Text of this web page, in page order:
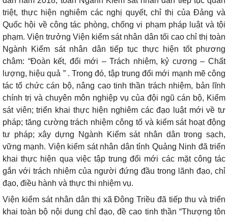
triệt, thực hiện nghiêm các nghị quyết, chỉ thị của Đảng và
Quốc hội về công tác phòng, chống vi phạm pháp luật và tội
phạm. Viện trưởng Viện kiểm sát nhân dân tối cao chỉ thị toàn
Ngành Kiểm sát nhân dân tiếp tục thực hiện tốt phương
châm: “Đoàn kết, đổi mới – Trách nhiệm, kỷ cương – Chất
lượng, hiệu quả ” . Trong đó, tập trung đổi mới mạnh mẽ công
tác tổ chức cán bộ, nâng cao tinh thần trách nhiệm, bản lĩnh
chính trị và chuyên môn nghiệp vụ của đội ngũ cán bộ, Kiểm
sát viên; triển khai thực hiện nghiêm các đạo luật mới về tư
pháp; tăng cường trách nhiệm công tố và kiểm sát hoạt động
tư pháp; xây dựng Ngành Kiểm sát nhân dân trong sạch,
vững mạnh. Viện kiểm sát nhân dân tỉnh Quảng Ninh đã triển
khai thực hiện qua việc tập trung đổi mới các mặt công tác
gắn với trách nhiệm của người đứng đầu trong lãnh đạo, chỉ
đạo, điều hành và thực thi nhiệm vụ.
Viện kiểm sát nhân dân thị xã Đông Triều đã tiếp thu và triển
khai toàn bộ nội dung chỉ đạo, đề cao tinh thần “Thượng tôn